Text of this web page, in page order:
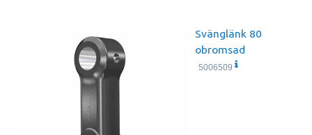
Svänglänk 80
obromsad
5006509